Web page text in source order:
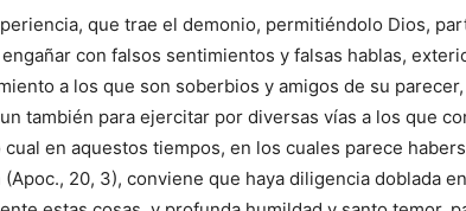
que trae el demonio, permitiéndolo Dios,
con falsos sentimientos y falsas hablas,
a los que son soberbios y amigos de su
también para ejercitar por diversas vías a los que
en aquestos tiempos, en los cuales parece
20, 3), conviene que haya diligencia doblada